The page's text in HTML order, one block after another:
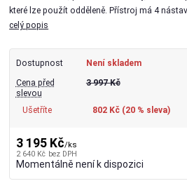
které lze použít odděleně. Přístroj má 4
celý popis
Dostupnost Není skladem
Cena před
slevou
3 997 Kč
Ušetříte 802 Kč (20% sleva)
3 195 Kč/ks
2 640 Kč bez DPH
Momentálně není k dispozici